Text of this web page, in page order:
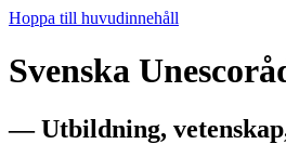
Hoppa till huvudinnehåll
Svenska
— Utbildning,